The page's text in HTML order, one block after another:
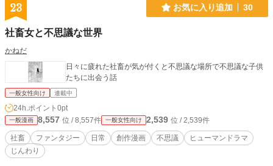
23 お気に入り追加 30
社畜女と不思議な世界
かねだ
日々に疲れた社畜が気が付くと不思議な場所で不思議な子供
たちに出会う話
一般女性向け 連載中
24h.ポイント 0pt
一般漫画 8,557 位 / 8,557件 一般女性向け 2,539 位 / 2,539件
社畜 ファンタジー 日常 創作漫画 不思議
ヒューマンドラマ
じんわり